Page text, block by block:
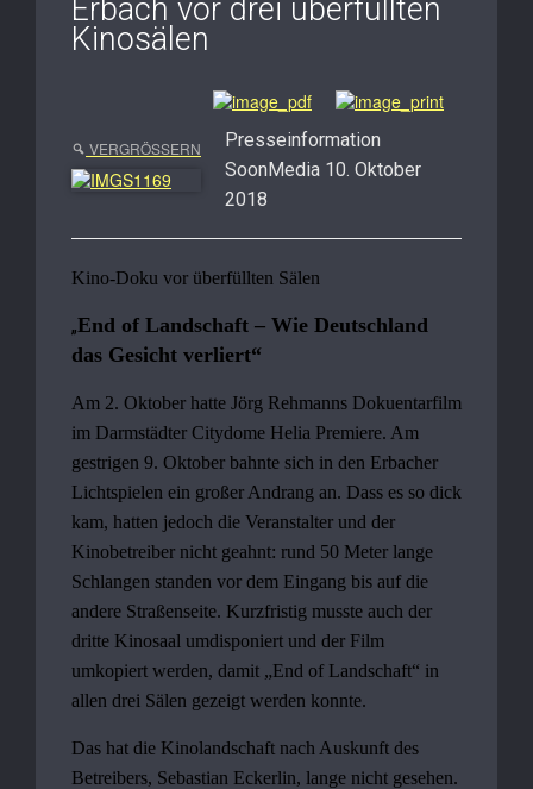
Erbach vor drei überfüllten
Kinosälen
VERGRÖSSERN
Presseinformation
SoonMedia 10. Oktober
2018
Kino-Doku vor überfüllten Sälen
„End of Landschaft – Wie Deutschland
das Gesicht verliert“
Am 2. Oktober hatte Jörg Rehmanns Dokuentarfilm
im Darmstädter Citydome Helia Premiere. Am
gestrigen 9. Oktober bahnte sich in den Erbacher
Lichtspielen ein großer Andrang an. Dass es so dick
kam, hatten jedoch die Veranstalter und der
Kinobetreiber nicht geahnt: rund 50 Meter lange
Schlangen standen vor dem Eingang bis auf die
andere Straßenseite. Kurzfristig musste auch der
dritte Kinosaal umdisponiert und der Film
umkopiert werden, damit „End of Landschaft“ in
allen drei Sälen gezeigt werden konnte.
Das hat die Kinolandschaft nach Auskunft des
Betreibers, Sebastian Eckerlin, lange nicht gesehen.